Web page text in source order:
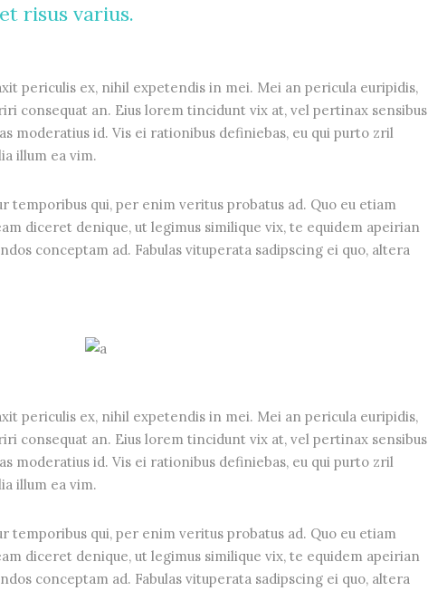
risus varius.
periculis ex, nihil expetendis in mei. Mei an pericula euripidis,
consequat an. Eius lorem tincidunt vix at, vel pertinax sensibus
moderatius id. Vis ei rationibus definiebas, eu qui purto zril
illum ea vim.
qui, per enim veritus probatus ad. Quo eu etiam
diceret denique, ut legimus similique vix, te equidem apeirian
conceptam ad. Fabulas vituperata sadipscing ei quo, altera
periculis ex, nihil expetendis in mei. Mei an pericula euripidis,
consequat an. Eius lorem tincidunt vix at, vel pertinax sensibus
moderatius id. Vis ei rationibus definiebas, eu qui purto zril
illum ea vim.
qui, per enim veritus probatus ad. Quo eu etiam
diceret denique, ut legimus similique vix, te equidem apeirian
conceptam ad. Fabulas vituperata sadipscing ei quo, altera